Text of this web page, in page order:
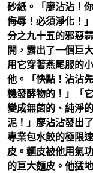
砂紙。「廖沾沾！
侮辱！必須淨化！
分之九十五的邪惡
開，露出了一個巨
用它穿著燕尾服的
他。「快點！沾沾
機發酵物的！」「
變成無菌的、純淨
泥！」廖沾沾發出
專業包水餃的極限
皮。麵皮被他用氣
的巨大麵皮。他猛